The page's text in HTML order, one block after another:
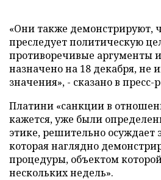
«Они также демонстрируют,
преследует политическую
противоречивые аргументы
назначено на 18 декабря, не
значения», - сказано в пресс-
Платини «санкции в
кажется, уже были
этике, решительно осуждает
которая наглядно
процедуры, объектом
нескольких недель».